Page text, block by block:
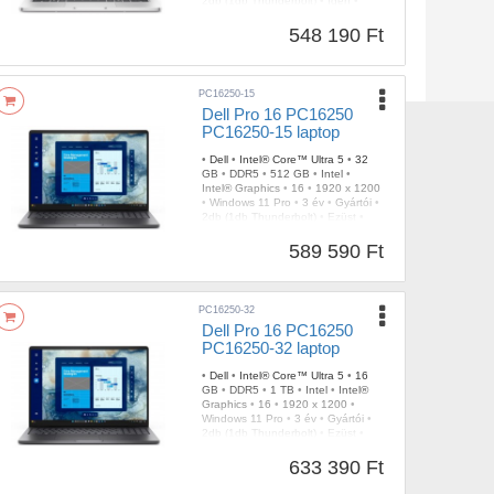
548 190 Ft
PC16250-15
Dell Pro 16 PC16250
PC16250-15 laptop
• Dell • Intel® Core™ Ultra 5 • 32
GB • DDR5 • 512 GB • Intel •
Intel® Graphics • 16 • 1920 x 1200
• Windows 11 Pro • 3 év • Gyártói •
2db (1db Thunderbolt)
Ezüst
589 590 Ft
PC16250-32
Dell Pro 16 PC16250
PC16250-32 laptop
• Dell • Intel® Core™ Ultra 5 • 16
GB • DDR5 • 1 TB • Intel • Intel®
Graphics • 16 • 1920 x 1200 •
Windows 11 Pro • 3 év • Gyártói •
2db (1db Thunderbolt)
Ezüst
633 390 Ft